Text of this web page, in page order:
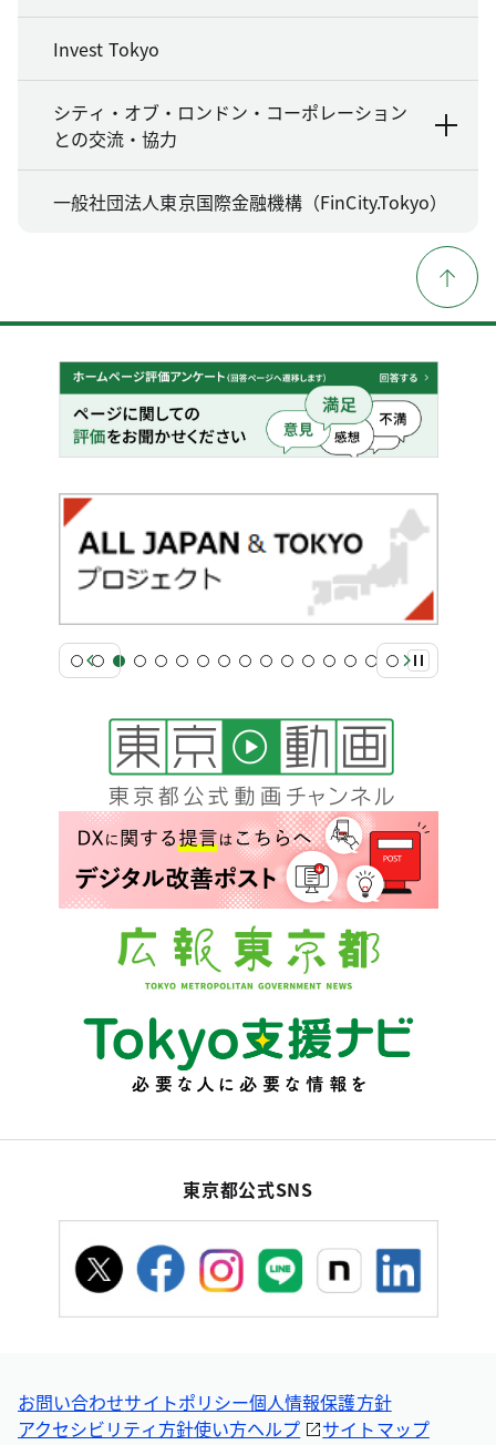
Invest Tokyo
シティ・オブ・ロンドン・コーポレーション
との交流・協力
一般社団法人東京国際金融機構（FinCity.Tokyo）
東京都公式SNS
お問い合わせサイトポリシー個人情報保護方針
アクセシビリティ方針使い方ヘルプ サイトマップ